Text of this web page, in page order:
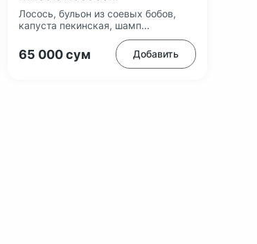
Лосось, бульон из соевых бобов,
капуста пекинская, шамп...
65 000сум Добавить